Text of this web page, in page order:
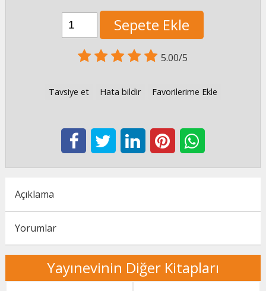
Sepete Ekle
5.00/5
Tavsiye et Hata bildir Favorilerime Ekle
Açıklama
Yorumlar
Yayınevinin Diğer Kitapları